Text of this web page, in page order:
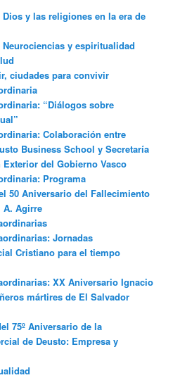
y las religiones en la era de
y espiritualidad
ciudades para convivir
“Diálogos sobre
Colaboración entre
Business School y Secretaría
del Gobierno Vasco
Programa
50 Aniversario del Fallecimiento
A. Agirre
Jornadas
Cristiano para el tiempo
XX Aniversario Ignacio
mártires de El Salvador
75º Aniversario de la
de Deusto: Empresa y